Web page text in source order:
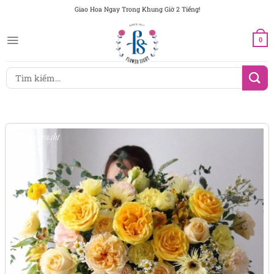
dung
Giao Hoa Ngay Trong Khung Giờ 2 Tiếng!
0
Tìm
kiếm: